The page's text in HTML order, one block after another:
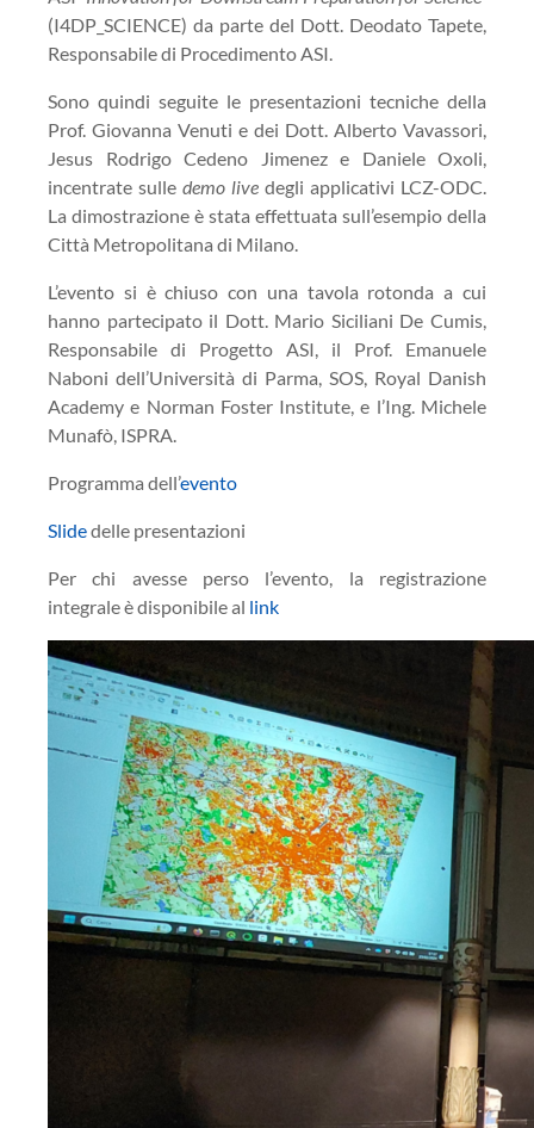
(I4DP_SCIENCE) da parte del Dott. Deodato Tapete,
Responsabile di Procedimento ASI.
Sono quindi seguite le presentazioni tecniche della
Prof. Giovanna Venuti e dei Dott. Alberto Vavassori,
Jesus Rodrigo Cedeno Jimenez e Daniele Oxoli,
incentrate sulle demo live degli applicativi LCZ-ODC.
La dimostrazione è stata effettuata sull’esempio della
Città Metropolitana di Milano.
L’evento si è chiuso con una tavola rotonda a cui
hanno partecipato il Dott. Mario Siciliani De Cumis,
Responsabile di Progetto ASI, il Prof. Emanuele
Naboni dell’Università di Parma, SOS, Royal Danish
Academy e Norman Foster Institute, e l’Ing. Michele
Munafò, ISPRA.
Programma dell’evento
Slidedelle presentazioni
Per chi avesse perso l’evento, la registrazione
integrale è disponibile al link